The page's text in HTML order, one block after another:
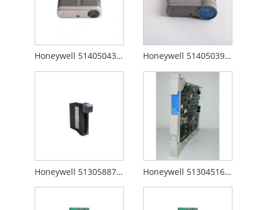
Honeywell 51405043-176 Honeywell 51405039-175
Honeywell 51305887-150 Honeywell 51304516-250